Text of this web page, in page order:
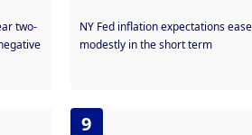
two-
NY Fed inflation expectations ease
modestly in the short term
9